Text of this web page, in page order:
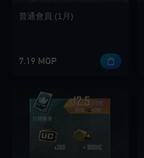
普通會員 (1月)
7.19 MOP